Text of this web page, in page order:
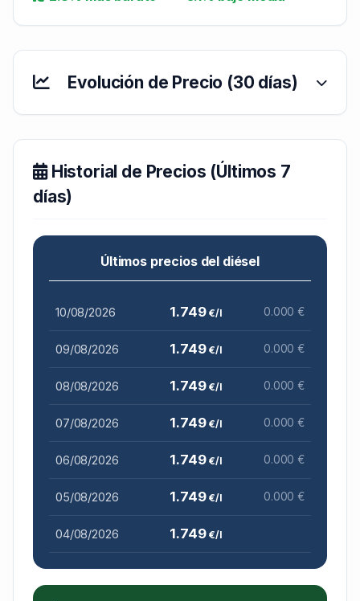
Evolución de Precio (30 días)
Historial de Precios (Últimos 7
días)
Últimos precios del diésel
10/08/2026 1.749€/l 0.000 €
09/08/2026 1.749€/l 0.000 €
08/08/2026 1.749€/l 0.000 €
07/08/2026 1.749€/l 0.000 €
06/08/2026 1.749€/l 0.000 €
05/08/2026 1.749€/l 0.000 €
04/08/2026 1.749€/l